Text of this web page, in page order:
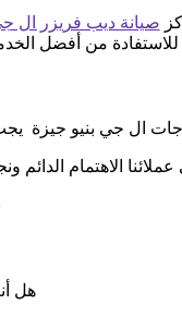
صيانة ديب فريزر ال
للاستفادة من أفضل
ال جي بنيو جيزة
عملائنا الاهتمام
هل